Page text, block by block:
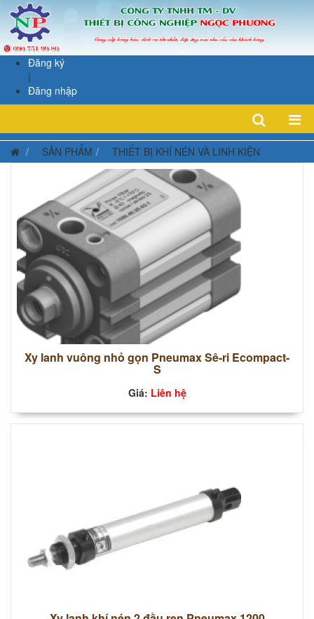
Đăng ký
|
Đăng nhập
SẢN PHẨM THIẾT BỊ KHÍ NÉN VÀ LINH KIỆN
Xy lanh vuông nhỏ gọn Pneumax Sê-ri Ecompact-
S
Giá: Liên hệ